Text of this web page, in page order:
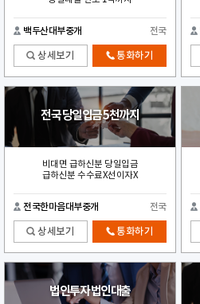
백두산대부중개 전국
상세보기 통화하기
전국 당일입금 5천까지
비대면 급하신분 당일입금
급하신분 수수료X선이자X
전국한마음대부중개 전국
상세보기 통화하기
법인투자 법인대출